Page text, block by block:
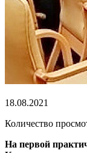
18.08.2021
Количество
На первой